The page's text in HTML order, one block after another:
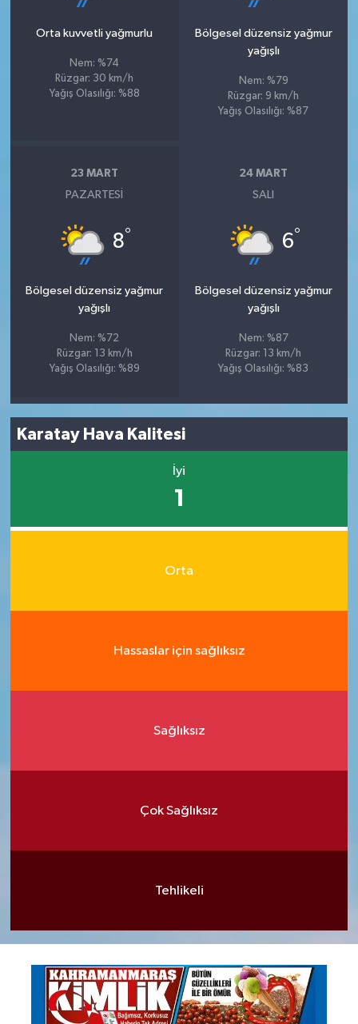
Orta kuvvetli yağmurlu
Nem: %74
Rüzgar: 30 km/h
Yağış Olasılığı: %88
Bölgesel düzensiz yağmur
yağışlı
Nem: %79
Rüzgar: 9 km/h
Yağış Olasılığı: %87
23 MART
PAZARTESI
8°
Bölgesel düzensiz yağmur
yağışlı
Nem: %72
Rüzgar: 13 km/h
Yağış Olasılığı: %89
24 MART
SALI
6°
Bölgesel düzensiz yağmur
yağışlı
Nem: %87
Rüzgar: 13 km/h
Yağış Olasılığı: %83
Karatay Hava Kalitesi
İyi
1
Orta
Hassaslar için sağlıksız
Sağlıksız
Çok Sağlıksız
Tehlikeli